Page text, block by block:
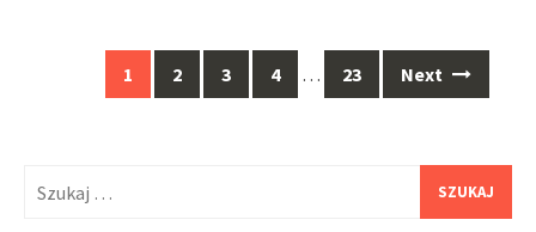
navigation
1 2 3 4 … 23 Next